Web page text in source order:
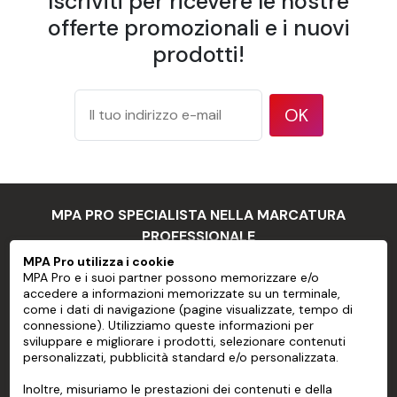
Limiti di
- Supporti che non hanno una
superficie pulita e liscia o con
scarsa coesione tra la vernice e il
- Acciaio inossidabile
- Supporti flessibili
- Superfici tridimensionali
Istruzioni per l'uso
Preparazione del substrato
Tutte le superfici, comprese quelle appena verniciate,
devono essere pulite prima di applicare la pellicola
adesiva.
offerte promozionali e i nuovi
prodotti!
OK
MPA PRO SPECIALISTA NELLA MARCATURA
PROFESSIONALE
MPA PRO
SERVIZI
CONTO
MPA Pro utilizza i cookie
MPA Pro e i suoi partner possono memorizzare e/o
accedere a informazioni memorizzate su un terminale,
come i dati di navigazione (pagine visualizzate, tempo di
connessione). Utilizziamo queste informazioni per
sviluppare e migliorare i prodotti, selezionare contenuti
personalizzati, pubblicità standard e/o personalizzata.
Inoltre, misuriamo le prestazioni dei contenuti e della